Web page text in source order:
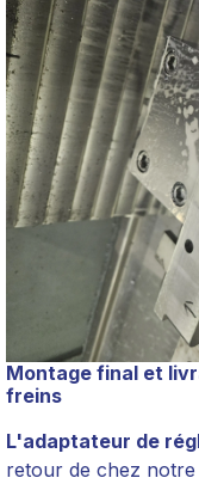
Montage final et
freins
L'adaptateur de
retour de chez notre